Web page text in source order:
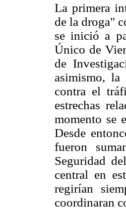
La primera
de la droga"
se inició a
Único de
de
asimismo,
contra el
estrechas
momento se
Desde
fueron
Seguridad
central en
regirían
coordinaran